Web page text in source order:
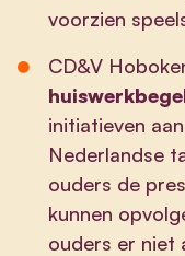
voorzien
CD&V
initiatieven
Nederlandse
ouders de
kunnen
ouders er niet